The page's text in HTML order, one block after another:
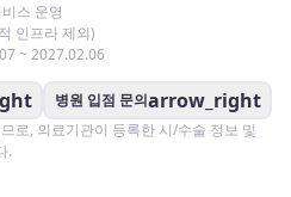
스 운영
인프라 제외)
~ 2027.02.06
병원 입점 문의arrow_right
로, 의료기관이 등록한 시/수술 정보 및
.